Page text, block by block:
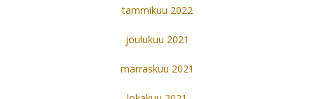
tammikuu 2022
joulukuu 2021
marraskuu 2021